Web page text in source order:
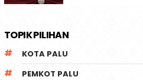
TOPIK PILIHAN
KOTA PALU
PEMKOT PALU